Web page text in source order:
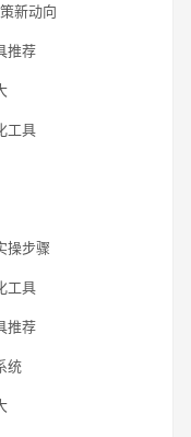
新动向
推荐
工具
操步骤
工具
推荐
统